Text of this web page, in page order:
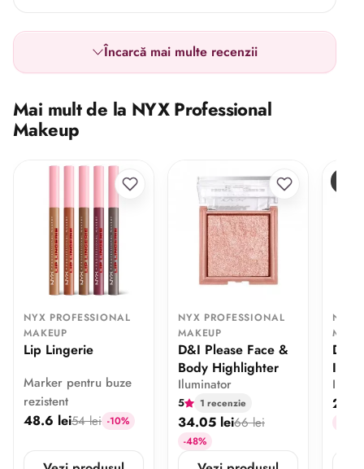
Încarcă mai multe recenzii
Mai mult de la NYX Professional
Makeup
NYX PROFESSIONAL
MAKEUP
Lip Lingerie
Marker pentru buze
rezistent
48.6 lei54 lei -10%
NYX PROFESSIONAL
MAKEUP
D&I Please Face &
Body Highlighter
Iluminator
5 1 recenzie
34.05 lei66 lei
-48%
NYX
Duo